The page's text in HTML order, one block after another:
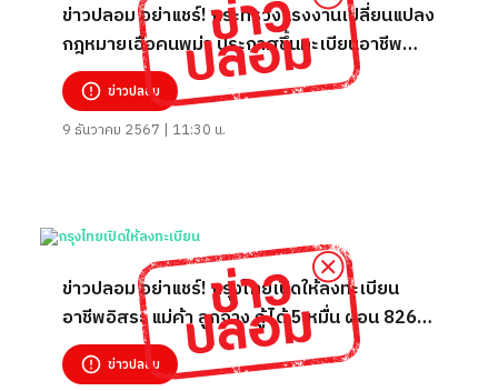
ข่าวปลอม อย่าแชร์! กระทรวงแรงงานเปลี่ยนแปลง
กฎหมายเอื้อคนพม่า ประกาศขึ้นทะเบียนอาชีพ
อิสระมากถึง 9 ล้านคน
ข่าวปลอม
9 ธันวาคม 2567 | 11:30 น.
ข่าวปลอม อย่าแชร์! กรุงไทยเปิดให้ลงทะเบียน
อาชีพอิสระ แม่ค้า ลูกจ้าง กู้ได้ 5 หมื่น ผ่อน 826
บาท/เดือน
ข่าวปลอม